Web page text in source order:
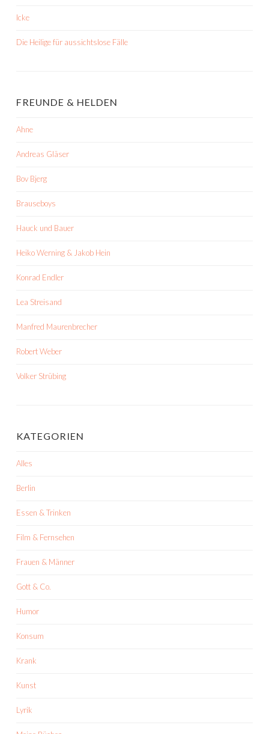
Icke
Die Heilige für aussichtslose Fälle
FREUNDE & HELDEN
Ahne
Andreas Gläser
Bov Bjerg
Brauseboys
Hauck und Bauer
Heiko Werning & Jakob Hein
Konrad Endler
Lea Streisand
Manfred Maurenbrecher
Robert Weber
Volker Strübing
KATEGORIEN
Alles
Berlin
Essen & Trinken
Film & Fernsehen
Frauen & Männer
Gott & Co.
Humor
Konsum
Krank
Kunst
Lyrik